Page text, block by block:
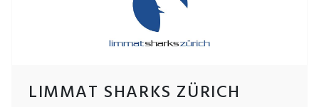
LIMMAT SHARKS ZÜRICH